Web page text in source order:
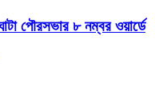
পৌরসভার ৮ নম্বর ওয়ার্ডে